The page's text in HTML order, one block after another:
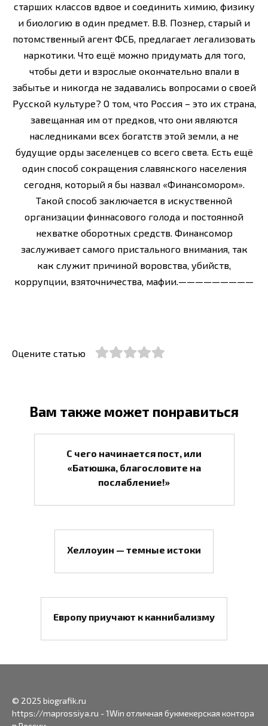
старших классов вдвое и соединить химию, физику
и биологию в один предмет. В.В. Познер, старый и
потомственный агент ФСБ, предлагает легализовать
наркотики. Что ещё можно придумать для того,
чтобы дети и взрослые окончательно впали в
забытье и никогда не задавались вопросами о своей
Русской культуре? О том, что Россия – это их страна,
завещанная им от предков, что они являются
наследниками всех богатств этой земли, а не
будущие орды заселенцев со всего света. Есть ещё
один способ сокращения славянского населения
сегодня, который я бы назвал «Финансомором».
Такой способ заключается в искуственной
организации финнасового голода и постоянной
нехватке оборотных средств. Финансомор
заслуживает самого пристального внимания, так
как служит причиной воровства, убийств,
коррупции, взяточничества, мафии.—————————
Оцените статью
Вам также может понравиться
С чего начинается пост, или
«Батюшка, благословите на
послабление!»
Хеллоуин — темные истоки
Европу приучают к каннибализму
© 2025 biografik.ru
https://maprossiya.ru - 1Win отличная букмекерская контора